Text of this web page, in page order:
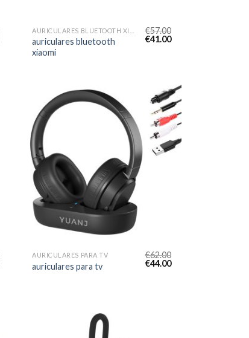
auriculares bluetooth
xiaomi
€57.00
€41.00
AURICULARES PARA TV
auriculares para tv
€62.00
€44.00